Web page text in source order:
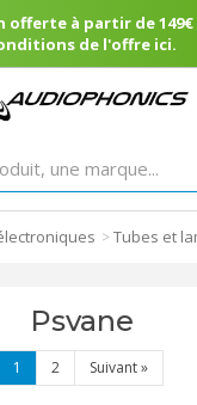
à partir de 149€
de l'offre ici.
>Tubes et
Psvane
1 2 Suivant»